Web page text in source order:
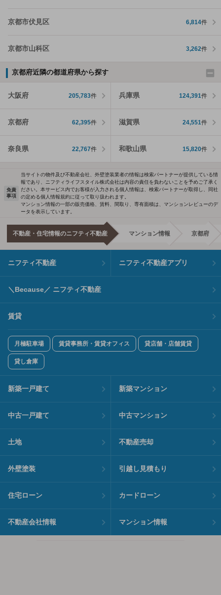
京都市伏見区 6,814件
京都市山科区 3,262件
京都府近隣の都道府県から探す
大阪府 205,783件 兵庫県 124,391件
京都府 62,395件 滋賀県 24,551件
奈良県 22,767件 和歌山県 15,820件
免責
事項
当サイトの物件及び不動産会社、外壁塗装業者の情報は検索パートナーが提供している情
報であり、ニフティライフスタイル株式会社は内容の責任を負わないことを予めご了承く
ださい。本サービス内でお客様が入力される個人情報は、検索パートナーが取得し、同社
の定める個人情報規約に従って取り扱われます。
マンション情報の一部の販売価格、賃料、間取り、専有面積は、マンションレビューのデ
ータを表示しています。
不動産・住宅情報のニフティ不動産 マンション情報 京都府
ニフティ不動産 ニフティ不動産アプリ
＼Because／ ニフティ不動産
賃貸
月極駐車場 賃貸事務所・賃貸オフィス 貸店舗・店舗賃貸
貸し倉庫
新築一戸建て 新築マンション
中古一戸建て 中古マンション
土地 不動産売却
外壁塗装 引越し見積もり
住宅ローン カードローン
不動産会社情報 マンション情報